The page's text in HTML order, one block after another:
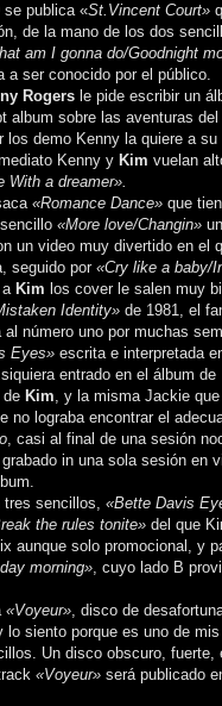
se publica «St.Vincent Court»
de la mano de los dos
am I gonna do/Goodnight
a ser conocido por el público.
Rogers le pide escribir un
album sobre las aventuras
los demo Kenny la quiere a
Kenny y Kim vuelan
With a dreamer».
«Romance Dance» que
«More love/Changin»
un video muy divertido en el
seguido por «Cry like a baby/
a Kim los cover le salen muy
Identity» de 1981, el
al número uno por muchas
Eyes» escrita e interpretada
entrado en el álbum
de Kim, y la misma Jackie
no lograba encontrar el
, casi al final de una sesión
in una sola sesión en
tres sencillos, «Bette Davis
the rules tonite» del que
aunque solo promocional, y
morning», cuyo lado B
«Voyeur», disco de
lo siento porque es uno de
Un disco obscuro, fuerte,
«Voyeur» será publicado